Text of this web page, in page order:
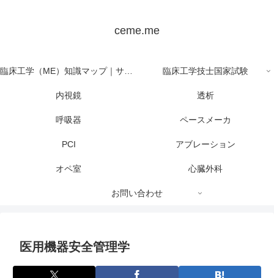
ceme.me
臨床工学（ME）知識マップ｜サイト全体の目次 臨床工学技士国家試験
内視鏡 透析
呼吸器 ペースメーカ
PCI アブレーション
オペ室 心臓外科
お問い合わせ
医用機器安全管理学